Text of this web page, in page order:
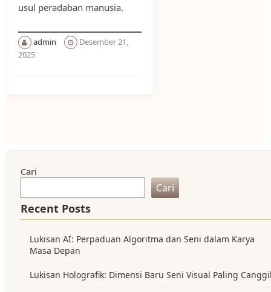
usul peradaban manusia.
admin
Desember 21,
2025
Cari
Cari
Recent Posts
Lukisan AI: Perpaduan Algoritma dan Seni dalam Karya
Masa Depan
Lukisan Holografik: Dimensi Baru Seni Visual Paling